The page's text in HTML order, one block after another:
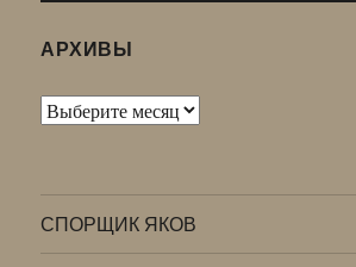
АРХИВЫ
Архивы
СПОРЩИК ЯКОВ